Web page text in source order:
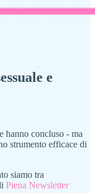
e
hanno concluso - ma
strumento efficace di
siamo tra
Piena Newsletter